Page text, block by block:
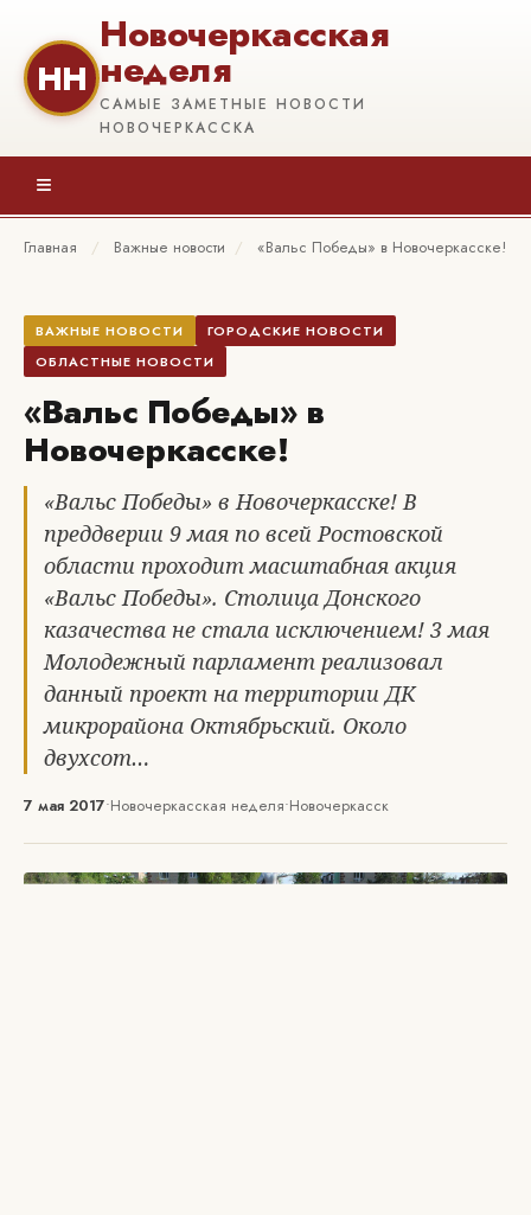
НН
Новочеркасская
неделя
САМЫЕ ЗАМЕТНЫЕ НОВОСТИ
НОВОЧЕРКАССКА
≡
Главная / Важные новости / «Вальс Победы» в Новочеркасске!
ВАЖНЫЕ НОВОСТИ
ГОРОДСКИЕ НОВОСТИ
ОБЛАСТНЫЕ НОВОСТИ
«Вальс Победы» в
Новочеркасске!
«Вальс Победы» в Новочеркасске! В
преддверии 9 мая по всей Ростовской
области проходит масштабная акция
«Вальс Победы». Столица Донского
казачества не стала исключением! 3 мая
Молодежный парламент реализовал
данный проект на территории ДК
микрорайона Октябрьский. Около
двухсот…
7 мая 2017•Новочеркасская неделя•Новочеркасск